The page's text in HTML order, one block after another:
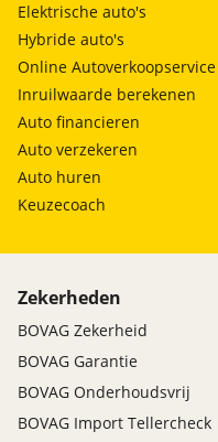
Elektrische auto's
Hybride auto's
Online Autoverkoopservice
Inruilwaarde berekenen
Auto financieren
Auto verzekeren
Auto huren
Keuzecoach
Zekerheden
BOVAG Zekerheid
BOVAG Garantie
BOVAG Onderhoudsvrij
BOVAG Import Tellercheck